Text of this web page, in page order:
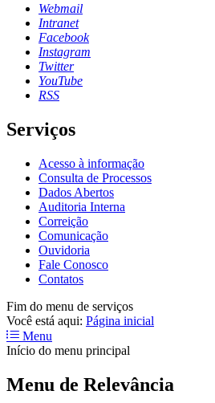
Webmail
Intranet
Facebook
Instagram
Twitter
YouTube
RSS
Serviços
Acesso à informação
Consulta de Processos
Dados Abertos
Auditoria Interna
Correição
Comunicação
Ouvidoria
Fale Conosco
Contatos
Fim do menu de serviços
Você está aqui: Página inicial
Menu
Início do menu principal
Menu de Relevância